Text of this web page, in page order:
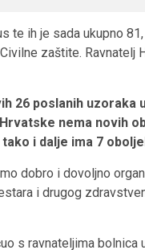
te ih je sada ukupno
zaštite. Ravnatelj
26 poslanih uzoraka
nema novih
i dalje ima 7
dobro i dovoljno
i drugog
s ravnateljima bolnica